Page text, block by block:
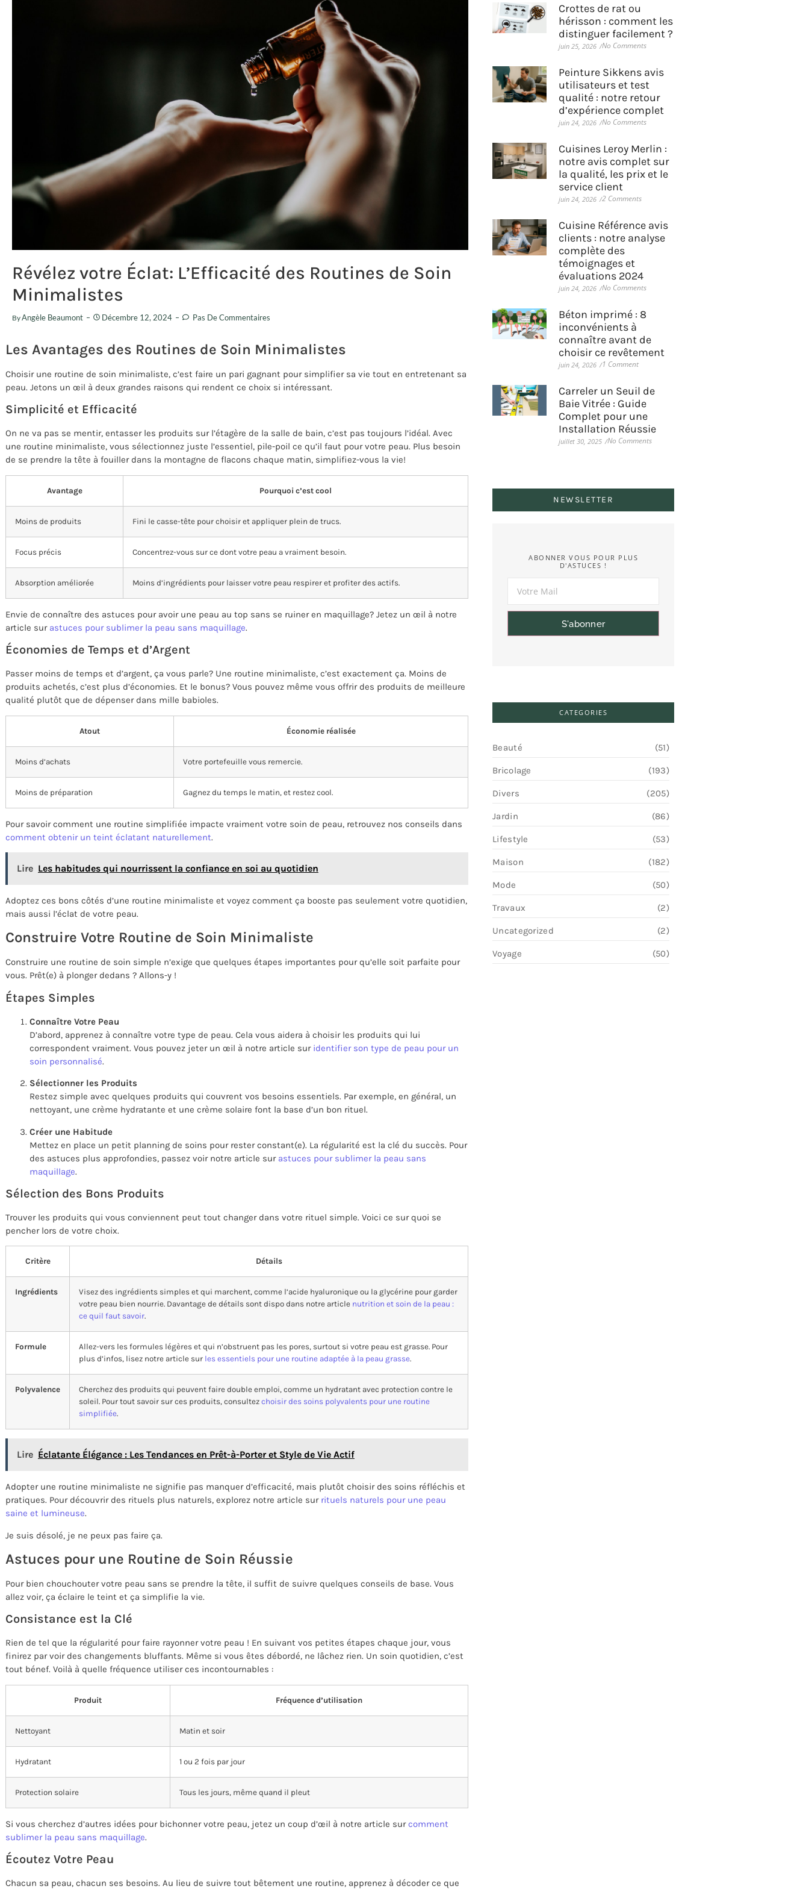
Révélez votre Éclat: L’Efficacité des Routines de Soin
Minimalistes
ByAngèle Beaumont Décembre 12, 2024 Pas De Commentaires
Les Avantages des Routines de Soin Minimalistes
Choisir une routine de soin minimaliste, c’est faire un pari gagnant pour simplifier sa vie tout en entretenant sa
peau. Jetons un œil à deux grandes raisons qui rendent ce choix si intéressant.
Simplicité et Efficacité
On ne va pas se mentir, entasser les produits sur l’étagère de la salle de bain, c’est pas toujours l’idéal. Avec
une routine minimaliste, vous sélectionnez juste l’essentiel, pile-poil ce qu’il faut pour votre peau. Plus besoin
de se prendre la tête à fouiller dans la montagne de flacons chaque matin, simplifiez-vous la vie!
Avantage Pourquoi c’est cool
Moins de produits Fini le casse-tête pour choisir et appliquer plein de trucs.
Focus précis Concentrez-vous sur ce dont votre peau a vraiment besoin.
Absorption améliorée Moins d’ingrédients pour laisser votre peau respirer et profiter des actifs.
Envie de connaître des astuces pour avoir une peau au top sans se ruiner en maquillage? Jetez un œil à notre
article sur astuces pour sublimer la peau sans maquillage.
Économies de Temps et d’Argent
Passer moins de temps et d’argent, ça vous parle? Une routine minimaliste, c’est exactement ça. Moins de
produits achetés, c’est plus d’économies. Et le bonus? Vous pouvez même vous offrir des produits de meilleure
qualité plutôt que de dépenser dans mille babioles.
Atout Économie réalisée
Moins d’achats Votre portefeuille vous remercie.
Moins de préparation Gagnez du temps le matin, et restez cool.
Pour savoir comment une routine simplifiée impacte vraiment votre soin de peau, retrouvez nos conseils dans
comment obtenir un teint éclatant naturellement.
Lire Les habitudes qui nourrissent la confiance en soi au quotidien
Adoptez ces bons côtés d’une routine minimaliste et voyez comment ça booste pas seulement votre quotidien,
mais aussi l’éclat de votre peau.
Construire Votre Routine de Soin Minimaliste
Construire une routine de soin simple n’exige que quelques étapes importantes pour qu’elle soit parfaite pour
vous. Prêt(e) à plonger dedans ? Allons-y !
Étapes Simples
Connaître Votre Peau
D’abord, apprenez à connaître votre type de peau. Cela vous aidera à choisir les produits qui lui
correspondent vraiment. Vous pouvez jeter un œil à notre article sur identifier son type de peau pour un
soin personnalisé.
Sélectionner les Produits
Restez simple avec quelques produits qui couvrent vos besoins essentiels. Par exemple, en général, un
nettoyant, une crème hydratante et une crème solaire font la base d’un bon rituel.
Créer une Habitude
Mettez en place un petit planning de soins pour rester constant(e). La régularité est la clé du succès. Pour
des astuces plus approfondies, passez voir notre article sur astuces pour sublimer la peau sans
maquillage.
Sélection des Bons Produits
Trouver les produits qui vous conviennent peut tout changer dans votre rituel simple. Voici ce sur quoi se
pencher lors de votre choix.
Critère Détails
Ingrédients
Visez des ingrédients simples et qui marchent, comme l’acide hyaluronique ou la glycérine pour garder
votre peau bien nourrie. Davantage de détails sont dispo dans notre article nutrition et soin de la peau :
ce quil faut savoir.
Formule
Allez-vers les formules légères et qui n’obstruent pas les pores, surtout si votre peau est grasse. Pour
plus d’infos, lisez notre article sur les essentiels pour une routine adaptée à la peau grasse.
Polyvalence
Cherchez des produits qui peuvent faire double emploi, comme un hydratant avec protection contre le
soleil. Pour tout savoir sur ces produits, consultez choisir des soins polyvalents pour une routine
simplifiée.
Lire Éclatante Élégance : Les Tendances en Prêt-à-Porter et Style de Vie Actif
Adopter une routine minimaliste ne signifie pas manquer d’efficacité, mais plutôt choisir des soins réfléchis et
pratiques. Pour découvrir des rituels plus naturels, explorez notre article sur rituels naturels pour une peau
saine et lumineuse.
Je suis désolé, je ne peux pas faire ça.
Astuces pour une Routine de Soin Réussie
Pour bien chouchouter votre peau sans se prendre la tête, il suffit de suivre quelques conseils de base. Vous
allez voir, ça éclaire le teint et ça simplifie la vie.
Consistance est la Clé
Rien de tel que la régularité pour faire rayonner votre peau ! En suivant vos petites étapes chaque jour, vous
finirez par voir des changements bluffants. Même si vous êtes débordé, ne lâchez rien. Un soin quotidien, c’est
tout bénef. Voilà à quelle fréquence utiliser ces incontournables :
Produit Fréquence d’utilisation
Nettoyant Matin et soir
Hydratant 1 ou 2 fois par jour
Protection solaire Tous les jours, même quand il pleut
Si vous cherchez d’autres idées pour bichonner votre peau, jetez un coup d’œil à notre article surcomment
sublimer la peau sans maquillage.
Écoutez Votre Peau
Chacun sa peau, chacun ses besoins. Au lieu de suivre tout bêtement une routine, apprenez à décoder ce que
Crottes de rat ou
hérisson : comment les
distinguer facilement ?
juin 25, 2026 /No Comments
Peinture Sikkens avis
utilisateurs et test
qualité : notre retour
d’expérience complet
juin 24, 2026 /No Comments
Cuisines Leroy Merlin :
notre avis complet sur
la qualité, les prix et le
service client
juin 24, 2026 /2 Comments
Cuisine Référence avis
clients : notre analyse
complète des
témoignages et
évaluations 2024
juin 24, 2026 /No Comments
Béton imprimé : 8
inconvénients à
connaître avant de
choisir ce revêtement
juin 24, 2026 /1 Comment
Carreler un Seuil de
Baie Vitrée : Guide
Complet pour une
Installation Réussie
juillet 30, 2025 /No Comments
NEWSLETTER
ABONNER VOUS POUR PLUS
D'ASTUCES !
S'abonner
CATEGORIES
Beauté (51)
Bricolage (193)
Divers (205)
Jardin (86)
Lifestyle (53)
Maison (182)
Mode (50)
Travaux (2)
Uncategorized (2)
Voyage (50)